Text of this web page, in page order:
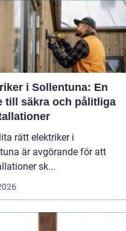
i Sollentuna: En
till säkra och pålitliga
rätt elektriker i
är avgörande för att
sk...